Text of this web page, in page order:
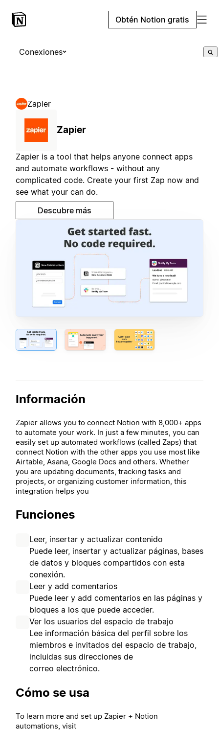
Obtén Notion gratis
Conexiones
Zapier
Zapier
Zapier is a tool that helps anyone connect apps
and automate workflows - without any
complicated code. Create your first Zap now and
see what your can do.
Descubre más
Información
Zapier allows you to connect Notion with 8,000+ apps
to automate your work. In just a few minutes, you can
easily set up automated workflows (called Zaps) that
connect Notion with the other apps you use most like
Airtable, Asana, Google Docs and others. Whether
you are updating documents, tracking tasks and
projects, or organizing customer information, this
integration helps you
Funciones
Leer, insertar y actualizar contenido
Puede leer, insertar y actualizar páginas, bases
de datos y bloques compartidos con esta
conexión.
Leer y add comentarios
Puede leer y add comentarios en las páginas y
bloques a los que puede acceder.
Ver los usuarios del espacio de trabajo
Lee información básica del perfil sobre los
miembros e invitados del espacio de trabajo,
incluidas sus direcciones de
correo electrónico.
Cómo se usa
To learn more and set up Zapier + Notion
automations, visit